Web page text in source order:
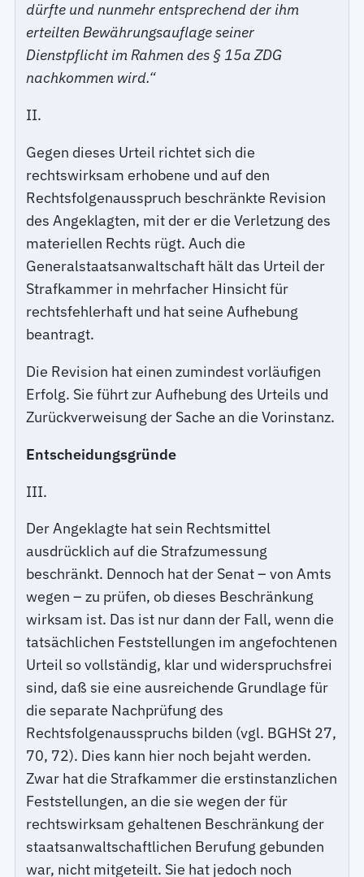
dürfte und nunmehr entsprechend der ihm
erteilten Bewährungsauflage seiner
Dienstpflicht im Rahmen des § 15a ZDG
nachkommen wird.“
II.
Gegen dieses Urteil richtet sich die
rechtswirksam erhobene und auf den
Rechtsfolgenausspruch beschränkte Revision
des Angeklagten, mit der er die Verletzung des
materiellen Rechts rügt. Auch die
Generalstaatsanwaltschaft hält das Urteil der
Strafkammer in mehrfacher Hinsicht für
rechtsfehlerhaft und hat seine Aufhebung
beantragt.
Die Revision hat einen zumindest vorläufigen
Erfolg. Sie führt zur Aufhebung des Urteils und
Zurückverweisung der Sache an die Vorinstanz.
Entscheidungsgründe
III.
Der Angeklagte hat sein Rechtsmittel
ausdrücklich auf die Strafzumessung
beschränkt. Dennoch hat der Senat – von Amts
wegen – zu prüfen, ob dieses Beschränkung
wirksam ist. Das ist nur dann der Fall, wenn die
tatsächlichen Feststellungen im angefochtenen
Urteil so vollständig, klar und widerspruchsfrei
sind, daß sie eine ausreichende Grundlage für
die separate Nachprüfung des
Rechtsfolgenausspruchs bilden (vgl. BGHSt 27,
70, 72). Dies kann hier noch bejaht werden.
Zwar hat die Strafkammer die erstinstanzlichen
Feststellungen, an die sie wegen der für
rechtswirksam gehaltenen Beschränkung der
staatsanwaltschaftlichen Berufung gebunden
war, nicht mitgeteilt. Sie hat jedoch noch